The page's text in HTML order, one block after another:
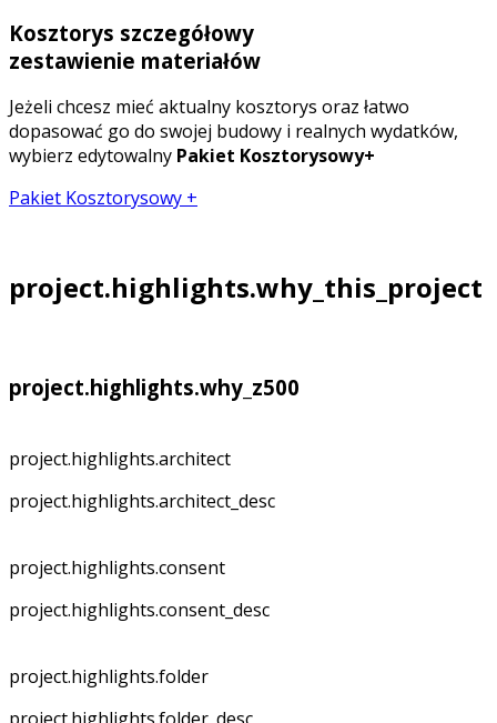
Kosztorys szczegółowy
zestawienie materiałów
Jeżeli chcesz mieć aktualny kosztorys oraz łatwo
dopasować go do swojej budowy i realnych wydatków,
wybierz edytowalny Pakiet Kosztorysowy+
Pakiet Kosztorysowy +
project.highlights.why_this_project
project.highlights.why_z500
project.highlights.architect
project.highlights.architect_desc
project.highlights.consent
project.highlights.consent_desc
project.highlights.folder